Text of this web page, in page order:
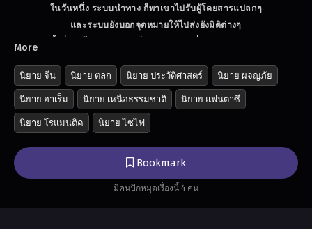
ในวันหนึ่ง ระบบนำทาง ก็พาเขาไปรับผู้โดยสารแปลกๆ
และระบบยังบอกจุดหมายให้ไปส่งยังมิติต่างๆ
และทุกครั้งที่ส่งผู้โดยสารเขาจะได้รับคะแนนเพื่อพัฒนาตัวเอง และความ
ซูฉิวไป่ : ห๊ะ!คุณคือ อู่ซง (ผู้ฆ่าเสือแห่งเขาเหลียงซาน)!
ซูฉิวไป่ : น้องชายอู่ซง ที่เมืองจิ่งหยางมีโสมป่าหรือไม่?
อู่ซง : โสมป่าข้ามีมีเพียงอายุ 100-200 ปีเท่านั้น!
หากท่านต้องการโสมป่าแก่กว่านี้ข้าจะไปซื้อในตลาดให้?
นั้นเป็นสมบัติของทวยเทพใช่หรือไม่?
ไชจิน : เนื่องจากท่านมอบสมบัติแห่งทวยเทพมา ท่านโปรดรับทองคำของ
ข้าด้วยเถิด…
ซูฉิวไป่ : น้องชาย นายชื่ออะไร แล้วให้ไปส่งที่ไหน?
More
นิยาย จีน นิยาย ตลก นิยาย ประวัติศาสตร์ นิยาย ผจญภัย
นิยาย ฮาเร็ม นิยาย เหนือธรรมชาติ นิยาย แฟนตาซี
นิยาย โรแมนติค นิยาย ไซไฟ
Bookmark
มีคนปักหมุดเรื่องนี้ 4 คน